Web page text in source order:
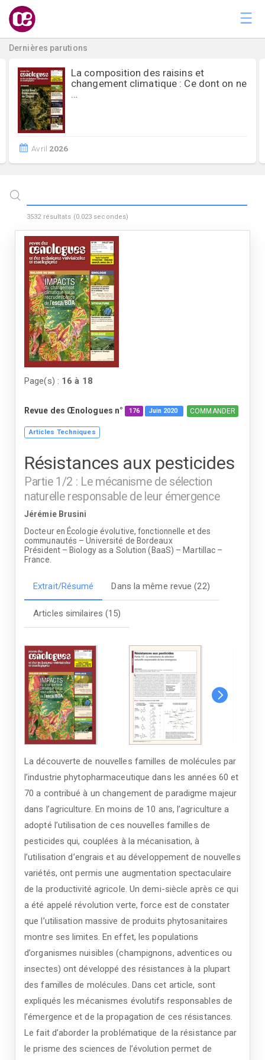
Dernières parutions
La composition des raisins et
changement climatique : Ce dont on ne
…
Avril 2026
3532résultats (0.023 secondes)
Page(s) : 16 à 18
Revue des Œnologues n° 176 Juin 2020 COMMANDER
Articles Techniques
Résistances aux pesticides
Partie 1/2 : Le mécanisme de sélection
naturelle responsable de leur émergence
Jérémie Brusini
Docteur en Écologie évolutive, fonctionnelle et des
communautés – Université de Bordeaux
Président – Biology as a Solution (BaaS) – Martillac –
France.
Extrait/Résumé Dans la même revue (22)
Articles similaires (15)
La découverte de nouvelles familles de molécules par
l’industrie phytopharmaceutique dans les années 60 et
70 a contribué à un changement de paradigme majeur
dans l’agriculture. En moins de 10 ans, l’agriculture a
adopté l’utilisation de ces nouvelles familles de
pesticides qui, couplées à la mécanisation, à
l’utilisation d’engrais et au développement de nouvelles
variétés, ont permis une augmentation spectaculaire
de la productivité agricole. Un demi-siècle après ce qui
a été appelé révolution verte, force est de constater
que l’utilisation massive de produits phytosanitaires
montre ses limites. En effet, les populations
d’organismes nuisibles (champignons, adventices ou
insectes) ont développé des résistances à la plupart
des familles de molécules. Dans cet article, sont
expliqués les mécanismes évolutifs responsables de
l’émergence et de la propagation de ces résistances.
Le fait d’aborder la problématique de la résistance par
le prisme des sciences de l’évolution permet de